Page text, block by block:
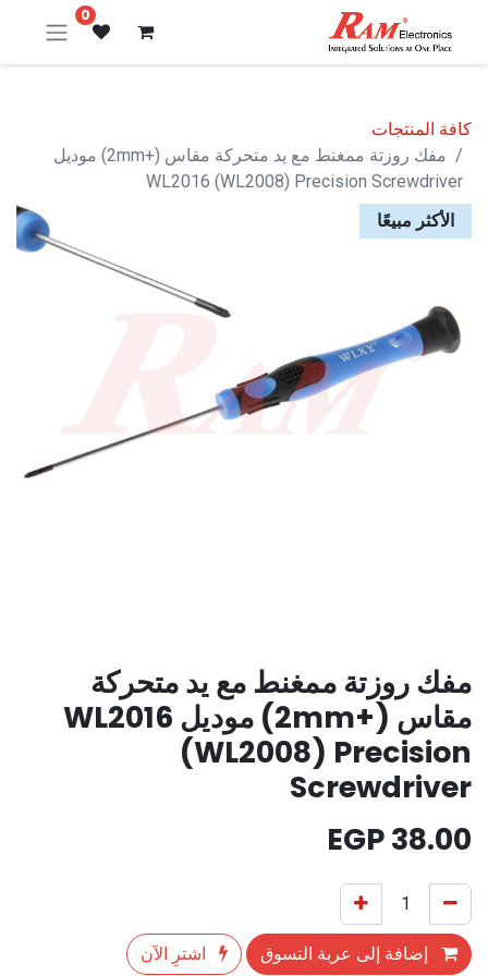
0
كافة المنتجات
مفك روزتة ممغنط مع يد متحركة مقاس (+2mm) موديل
WL2016 (WL2008) Precision Screwdriver
الأكثر مبيعًا
مفك روزتة ممغنط مع يد متحركة
مقاس (+2mm) موديل WL2016
(WL2008) Precision
Screwdriver
38.00
إضافة إلى عربة التسوق اشترِ الآن